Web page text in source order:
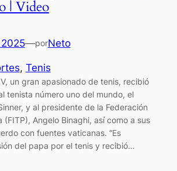
| Video
—porNeto
, Tenis
un gran apasionado de tenis, recibió
tenista número uno del mundo, el
y al presidente de la Federación
(FITP), Angelo Binaghi, así como a sus
con fuentes vaticanas. “Es
del papa por el tenis y recibió…